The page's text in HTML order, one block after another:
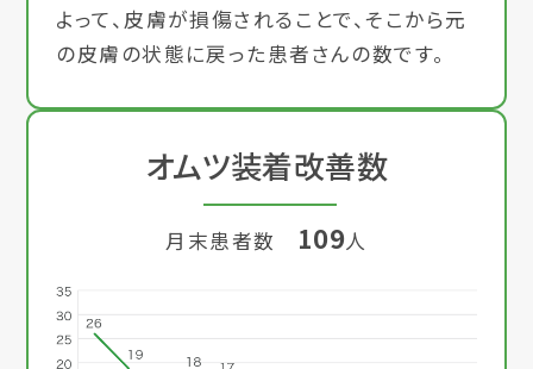
よって、皮膚が損傷されることで、そこから元
の皮膚の状態に戻った患者さんの数です。
オムツ装着改善数
月末患者数 109人